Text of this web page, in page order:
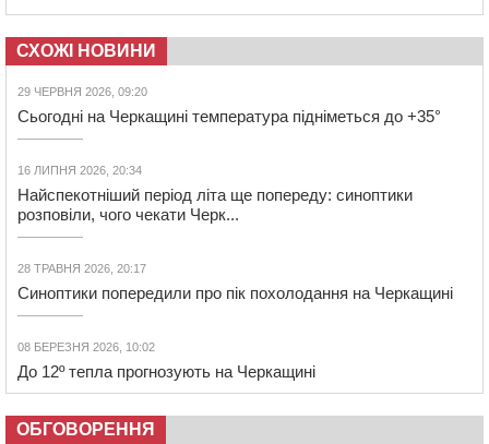
СХОЖІ НОВИНИ
29 ЧЕРВНЯ 2026, 09:20
Сьогодні на Черкащині температура підніметься до +35°
16 ЛИПНЯ 2026, 20:34
Найспекотніший період літа ще попереду: синоптики
розповіли, чого чекати Черк...
28 ТРАВНЯ 2026, 20:17
Синоптики попередили про пік похолодання на Черкащині
08 БЕРЕЗНЯ 2026, 10:02
До 12º тепла прогнозують на Черкащині
ОБГОВОРЕННЯ